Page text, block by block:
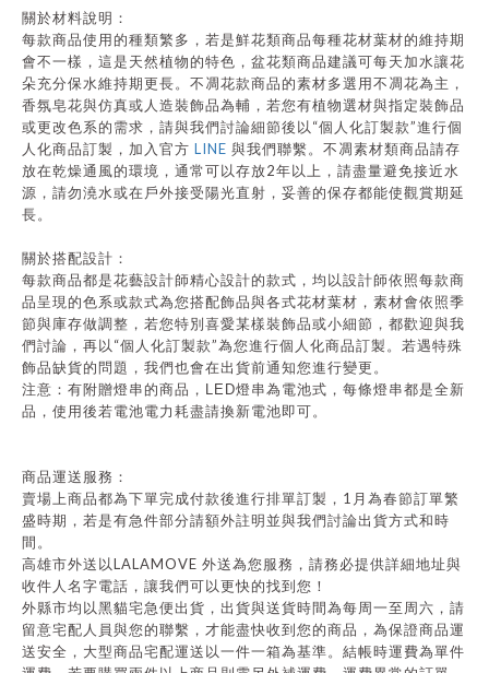
關於材料說明：
每款商品使用的種類繁多，若是鮮花類商品每種花材葉材的維持期
會不一樣，這是天然植物的特色，盆花類商品建議可每天加水讓花
朵充分保水維持期更長。不凋花款商品的素材多選用不凋花為主，
香氛皂花與仿真或人造裝飾品為輔，若您有植物選材與指定裝飾品
或更改色系的需求，請與我們討論細節後以 “個人化訂製款”進行個
人化商品訂製，加入官方 LINE 與我們聯繫。不凋素材類商品請存
放在乾燥通風的環境，通常可以存放2年以上，請盡量避免接近水
源，請勿澆水或在戶外接受陽光直射，妥善的保存都能使觀賞期延
長。
關於搭配設計：
每款商品都是花藝設計師精心設計的款式，均以設計師依照每款商
品呈現的色系或款式為您搭配飾品與各式花材葉材，素材會依照季
節與庫存做調整，若您特別喜愛某樣裝飾品或小細節，都歡迎與我
們討論，再以 “個人化訂製款”為您進行個人化商品訂製。若遇特殊
飾品缺貨的問題，我們也會在出貨前通知您進行變更。
注意：有附贈燈串的商品， LED燈串為電池式，每條燈串都是全新
品，使用後若電池電力耗盡請換新電池即可。
商品運送服務：
賣場上商品都為下單完成付款後進行排單訂製， 1 月為春節訂單繁
盛時期，若是有急件部分請額外註明並與我們討論出貨方式和時
間。
高雄市外送以LALAMOVE 外送為您服務，請務必提供詳細地址與
收件人名字電話，讓我們可以更快的找到您！
外縣市均以黑貓宅急便出貨，出貨與送貨時間為每周一至周六，請
留意宅配人員與您的聯繫，才能盡快收到您的商品，為保證商品運
送安全，大型商品宅配運送以一件一箱為基準。結帳時運費為單件